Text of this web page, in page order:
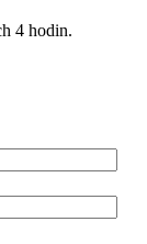
4 hodin.